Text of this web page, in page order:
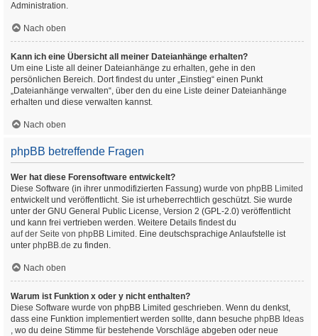
Administration.
Nach oben
Kann ich eine Übersicht all meiner Dateianhänge erhalten?
Um eine Liste all deiner Dateianhänge zu erhalten, gehe in den
persönlichen Bereich. Dort findest du unter „Einstieg“ einen Punkt
„Dateianhänge verwalten“, über den du eine Liste deiner Dateianhänge
erhalten und diese verwalten kannst.
Nach oben
phpBB betreffende Fragen
Wer hat diese Forensoftware entwickelt?
Diese Software (in ihrer unmodifizierten Fassung) wurde von phpBB Limited
entwickelt und veröffentlicht. Sie ist urheberrechtlich geschützt. Sie wurde
unter der GNU General Public License, Version 2 (GPL-2.0) veröffentlicht
und kann frei vertrieben werden. Weitere Details findest du
auf der Seite von phpBB Limited . Eine deutschsprachige Anlaufstelle ist
unter phpBB.de zu finden.
Nach oben
Warum ist Funktion x oder y nicht enthalten?
Diese Software wurde von phpBB Limited geschrieben. Wenn du denkst,
dass eine Funktion implementiert werden sollte, dann besuche phpBB Ideas
, wo du deine Stimme für bestehende Vorschläge abgeben oder neue